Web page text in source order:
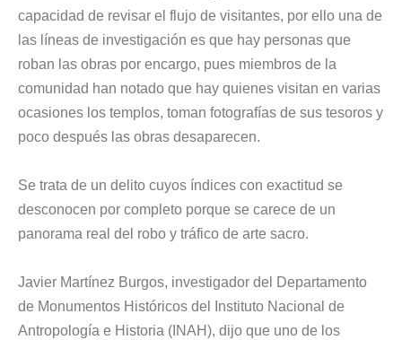
capacidad de revisar el flujo de visitantes, por ello una de
las líneas de investigación es que hay personas que
roban las obras por encargo, pues miembros de la
comunidad han notado que hay quienes visitan en varias
ocasiones los templos, toman fotografías de sus tesoros y
poco después las obras desaparecen.
Se trata de un delito cuyos índices con exactitud se
desconocen por completo porque se carece de un
panorama real del robo y tráfico de arte sacro.
Javier Martínez Burgos, investigador del Departamento
de Monumentos Históricos del Instituto Nacional de
Antropología e Historia (INAH), dijo que uno de los